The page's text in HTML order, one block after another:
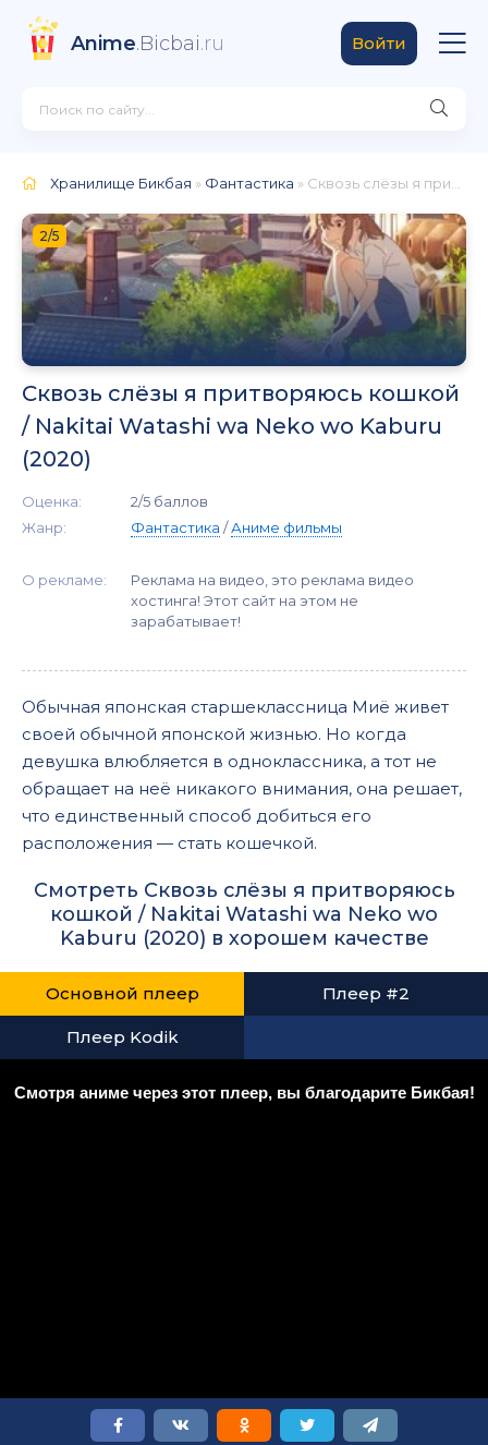
Anime.Bicbai.ru Войти
Хранилище Бикбая » Фантастика » Сквозь слёзы я притворяюсь кошкой / Nakitai Watashi wa Neko wo Kaburu (2020)
2/5
Сквозь слёзы я притворяюсь кошкой
/ Nakitai Watashi wa Neko wo Kaburu
(2020)
Оценка:
2/5 баллов
Жанр:
Фантастика /Аниме фильмы
О рекламе:
Реклама на видео, это реклама видео
хостинга! Этот сайт на этом не
зарабатывает!
Обычная японская старшеклассница Миё живет
своей обычной японской жизнью. Но когда
девушка влюбляется в одноклассника, а тот не
обращает на неё никакого внимания, она решает,
что единственный способ добиться его
расположения — стать кошечкой.
Смотреть Сквозь слёзы я притворяюсь
кошкой / Nakitai Watashi wa Neko wo
Kaburu (2020) в хорошем качестве
Основной плеер Плеер #2
Плеер Kodik
Смотря аниме через этот плеер, вы благодарите Бикбая!